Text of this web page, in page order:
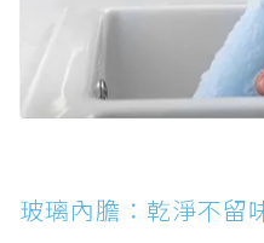
玻璃內膽：乾淨不留